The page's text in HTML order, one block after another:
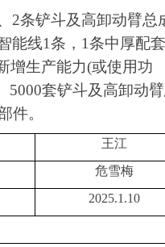
2条铲斗及高卸动臂总
能线1条， 1条中厚配
增生产能力(或使用功
5000套铲斗及高卸动
件。
王江
危雪梅
2025.1.10